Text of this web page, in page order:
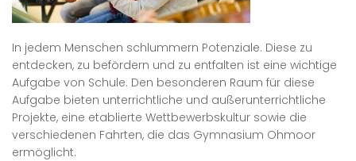
In jedem Menschen schlummern Potenziale. Diese zu
entdecken, zu befördern und zu entfalten ist eine wichtige
Aufgabe von Schule. Den besonderen Raum für diese
Aufgabe bieten unterrichtliche und außerunterrichtliche
Projekte, eine etablierte Wettbewerbskultur sowie die
verschiedenen Fahrten, die das Gymnasium Ohmoor
ermöglicht.